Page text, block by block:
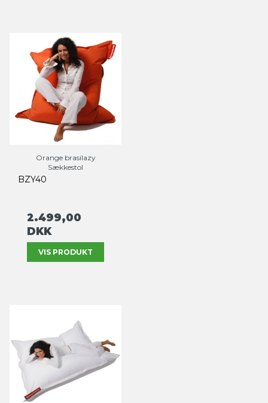
Orange brasilazy
Sækkestol
BZY40
2.499,00
DKK
VIS PRODUKT